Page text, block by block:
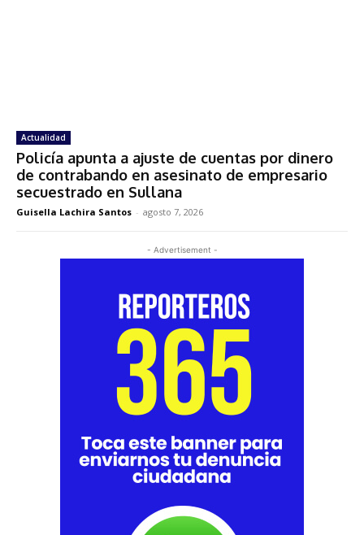
Actualidad
Policía apunta a ajuste de cuentas por dinero
de contrabando en asesinato de empresario
secuestrado en Sullana
Guisella Lachira Santos - agosto 7, 2026
- Advertisement -